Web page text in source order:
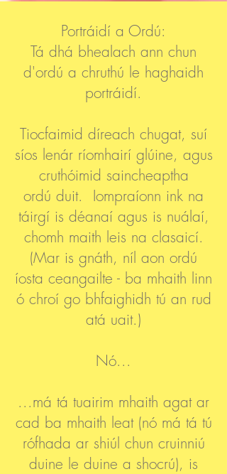
Portráidí a Ordú:
Tá dhá bhealach ann chun
d'ordú a chruthú le haghaidh
portráidí.
Tiocfaimid díreach chugat, suí
síos lenár ríomhairí glúine, agus
cruthóimid saincheaptha
ordú duit. Iompraíonn ink na
táirgí is déanaí agus is nuálaí,
chomh maith leis na clasaicí.
(Mar is gnáth, níl aon ordú
íosta ceangailte - ba mhaith linn
ó chroí go bhfaighidh tú an rud
atá uait.)
Nó...
...má tá tuairim mhaith agat ar
cad ba mhaith leat (nó má tá tú
rófhada ar shiúl chun cruinniú
duine le duine a shocrú), is